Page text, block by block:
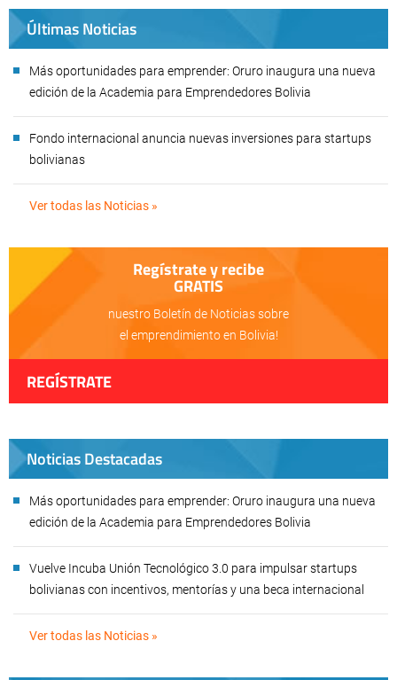
Últimas Noticias
Más oportunidades para emprender: Oruro inaugura una nueva
edición de la Academia para Emprendedores Bolivia
Fondo internacional anuncia nuevas inversiones para startups
bolivianas
Ver todas las Noticias »
Regístrate y recibe
GRATIS
nuestro Boletín de Noticias sobre
el emprendimiento en Bolivia!
REGÍSTRATE
Noticias Destacadas
Más oportunidades para emprender: Oruro inaugura una nueva
edición de la Academia para Emprendedores Bolivia
Vuelve Incuba Unión Tecnológico 3.0 para impulsar startups
bolivianas con incentivos, mentorías y una beca internacional
Ver todas las Noticias »